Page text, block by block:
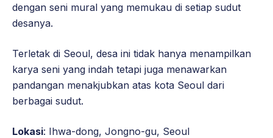
dengan seni mural yang memukau di setiap sudut
desanya.
Terletak di Seoul, desa ini tidak hanya menampilkan
karya seni yang indah tetapi juga menawarkan
pandangan menakjubkan atas kota Seoul dari
berbagai sudut.
Lokasi: Ihwa-dong, Jongno-gu, Seoul